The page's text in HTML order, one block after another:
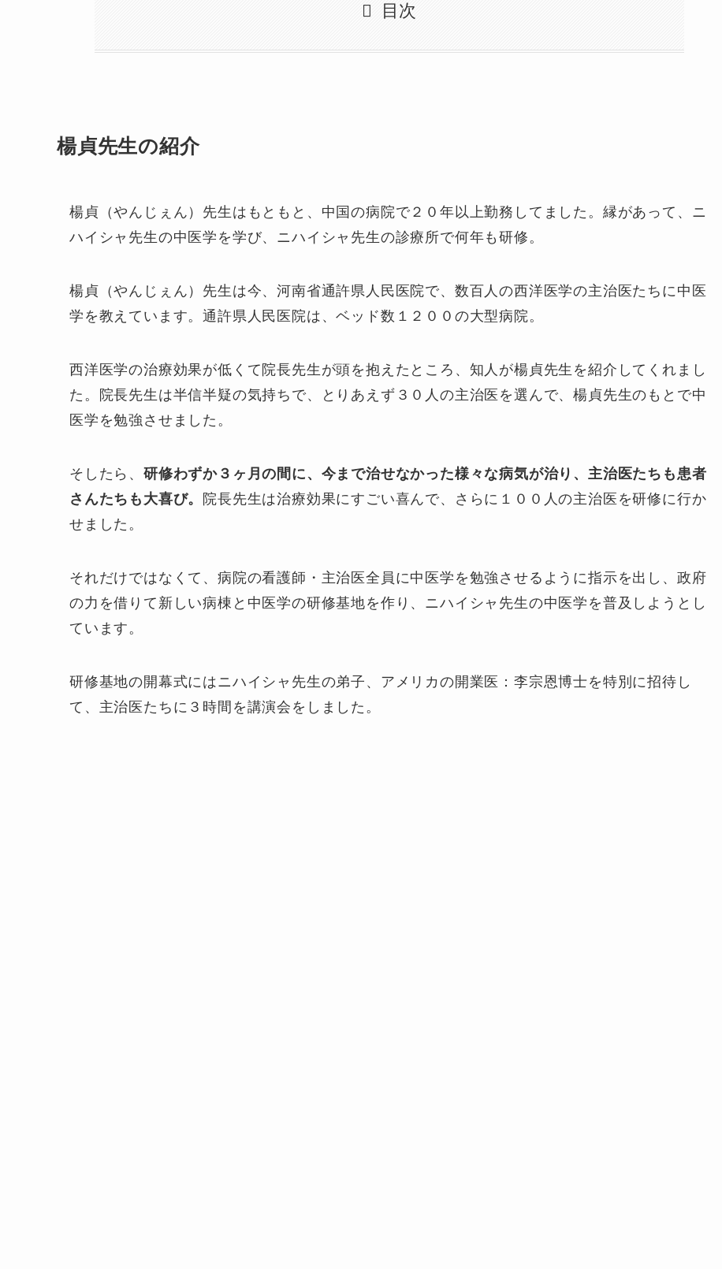
目次
楊貞先生の紹介
楊貞（やんじぇん）先生はもともと、中国の病院で２０年以上勤務してました。縁があって、ニ
ハイシャ先生の中医学を学び、ニハイシャ先生の診療所で何年も研修。
楊貞（やんじぇん）先生は今、河南省通許県人民医院で、数百人の西洋医学の主治医たちに中医
学を教えています。通許県人民医院は、ベッド数１２００の大型病院。
西洋医学の治療効果が低くて院長先生が頭を抱えたところ、知人が楊貞先生を紹介してくれまし
た。院長先生は半信半疑の気持ちで、とりあえず３０人の主治医を選んで、楊貞先生のもとで中
医学を勉強させました。
そしたら、 研修わずか３ヶ月の間に、今まで治せなかった様々な病気が治り、主治医たちも患者
さんたちも大喜び。
院長先生は治療効果にすごい喜んで、さらに１００人の主治医を研修に行か
せました。
それだけではなくて、病院の看護師・主治医全員に中医学を勉強させるように指示を出し、政府
の力を借りて新しい病棟と中医学の研修基地を作り、ニハイシャ先生の中医学を普及しようとし
ています。
研修基地の開幕式にはニハイシャ先生の弟子、アメリカの開業医：李宗恩博士を特別に招待し
て、主治医たちに３時間を講演会をしました。